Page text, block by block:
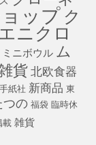
ップク
ニクロ
ミニボウル ム
貨北欧食器
手紙社 新商品 東
の 福袋 臨時休
載 雑貨